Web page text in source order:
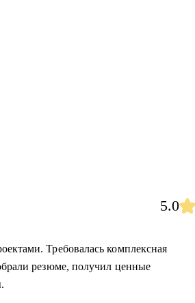
5.0
Требовалась комплексная
резюме, получил ценные